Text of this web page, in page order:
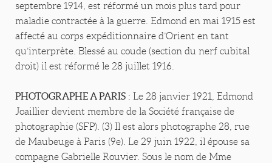
septembre 1914, est réformé un mois plus tard pour
maladie contractée à la guerre. Edmond en mai 1915 est
affecté au corps expéditionnaire d’Orient en tant
qu’interprète. Blessé au coude (section du nerf cubital
droit) il est réformé le 28 juillet 1916.
PHOTOGRAPHE A PARIS : Le 28 janvier 1921, Edmond
Joaillier devient membre de la Société française de
photographie (SFP). (3) Il est alors photographe 28, rue
de Maubeuge à Paris (9e). Le 29 juin 1922, il épouse sa
compagne Gabrielle Rouvier. Sous le nom de Mme